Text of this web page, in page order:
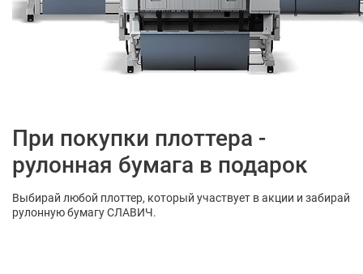
При покупки плоттера -
рулонная бумага в подарок
Выбирай любой плоттер, который участвует в акции и забирай
рулонную бумагу СЛАВИЧ.